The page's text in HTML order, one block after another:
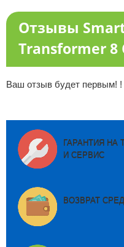
Отзывы
Transformer
Ваш отзыв будет первым! !
ГАРАНТИЯ НА
И СЕРВИС
ВОЗВРАТ